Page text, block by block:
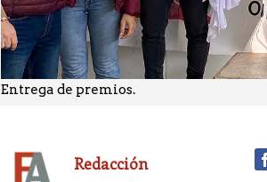
Entrega de premios.
Redacción